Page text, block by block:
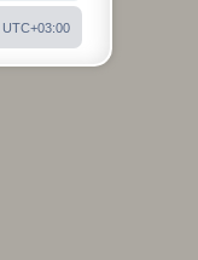
UTC+03:00